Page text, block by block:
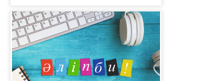
аралығында «ЖАҢА ӘЛІПБИ
НЕГІЗІНДЕГІ ҰЛТТЫҚ ЖАЗУД...